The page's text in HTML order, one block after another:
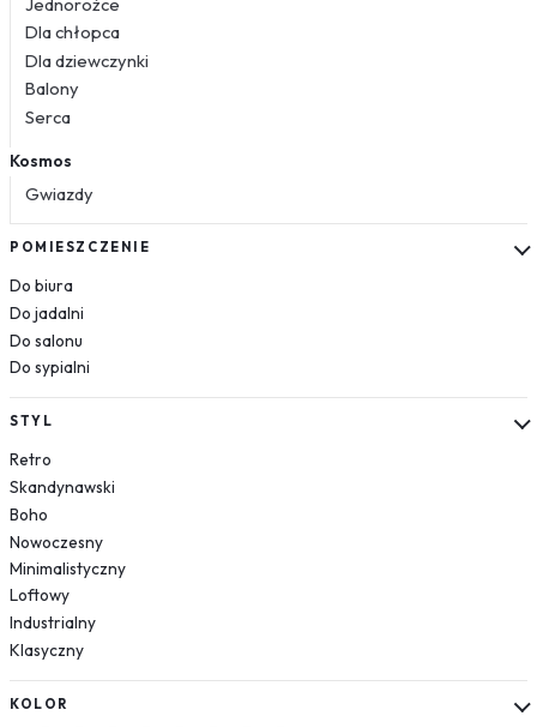
Dla chłopca
Dla dziewczynki
Balony
Serca
Kosmos
Gwiazdy
Kwiaty
Jedzenie
Pojazdy
Samochody
Samoloty
Helikoptery
Rośliny
Liście
Las
Niebo
Tekstury
Beton
POMIESZCZENIE
Do biura
Do jadalni
Do salonu
Do sypialni
STYL
Retro
Skandynawski
Boho
Nowoczesny
Minimalistyczny
Loftowy
Industrialny
Klasyczny
KOLOR